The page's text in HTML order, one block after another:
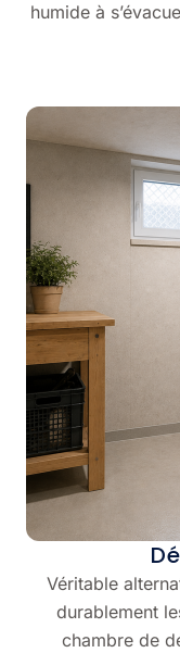
humide à
Véritable
durablement
chambre de